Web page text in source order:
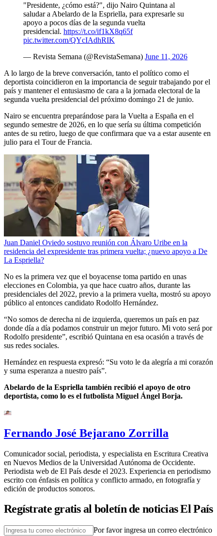
"Presidente, ¿cómo está?", dijo Nairo Quintana al
saludar a Abelardo de la Espriella, para expresarle su
apoyo a pocos días de la segunda vuelta
presidencial. https://t.co/if1kX8q65f
pic.twitter.com/QYcIAdhRIK
— Revista Semana (@RevistaSemana) June 11, 2026
A lo largo de la breve conversación, tanto el político como el
deportista coincidieron en la importancia de seguir trabajando por el
país y mantener el entusiasmo de cara a la jornada electoral de la
segunda vuelta presidencial del próximo domingo 21 de junio.
Nairo se encuentra preparándose para la Vuelta a España en el
segundo semestre de 2026, en lo que sería su última competición
antes de su retiro, luego de que confirmara que va a estar ausente en
julio para el Tour de Francia.
Juan Daniel Oviedo sostuvo reunión con Álvaro Uribe en la
residencia del expresidente tras primera vuelta; ¿nuevo apoyo a De
La Espriella?
No es la primera vez que el boyacense toma partido en unas
elecciones en Colombia, ya que hace cuatro años, durante las
presidenciales del 2022, previo a la primera vuelta, mostró su apoyo
público al entonces candidato Rodolfo Hernández.
“No somos de derecha ni de izquierda, queremos un país en paz
donde día a día podamos construir un mejor futuro. Mi voto será por
Rodolfo presidente”, escribió Quintana en esa ocasión a través de
sus redes sociales.
Hernández en respuesta expresó: “Su voto le da alegría a mi corazón
y suma esperanza a nuestro país”.
Abelardo de la Espriella también recibió el apoyo de otro
deportista, como lo es el futbolista Miguel Ángel Borja.
Fernando José Bejarano Zorrilla
Comunicador social, periodista, y especialista en Escritura Creativa
en Nuevos Medios de la Universidad Autónoma de Occidente.
Periodista web de El País desde el 2023. Experiencia en periodismo
escrito con énfasis en política y conflicto armado, en fotografía y
edición de productos sonoros.
Regístrate gratis al boletín de noticias El País
Por favor ingresa un correo electrónico